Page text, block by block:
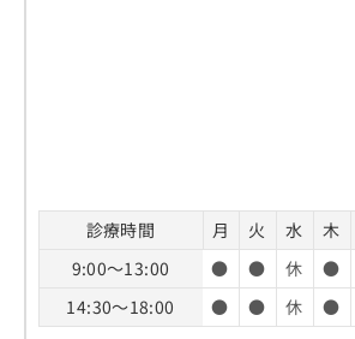
診療時間 月 火 水 木
9:00～13:00
● ● 休 ●
14:30～18:00
● ● 休 ●